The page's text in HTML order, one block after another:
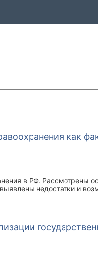
как
в РФ. Рассмотрены
недостатки и
его финансирования